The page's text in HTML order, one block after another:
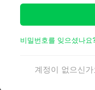
커스터마이징 및
비밀번호를 잊으셨나요
계정이 없으신